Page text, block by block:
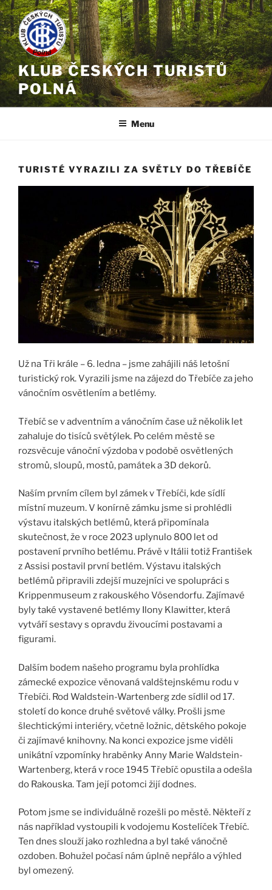
Přejít
k
obsahu
webu
KLUB ČESKÝCH TURISTŮ
POLNÁ
Menu
TURISTÉ VYRAZILI ZA SVĚTLY DO TŘEBÍČE
Už na Tři krále – 6. ledna – jsme zahájili náš letošní
turistický rok. Vyrazili jsme na zájezd do Třebíče za jeho
vánočním osvětlením a betlémy.
Třebíč se v adventním a vánočním čase už několik let
zahaluje do tisíců světýlek. Po celém městě se
rozsvěcuje vánoční výzdoba v podobě osvětlených
stromů, sloupů, mostů, památek a 3D dekorů.
Naším prvním cílem byl zámek v Třebíči, kde sídlí
místní muzeum. V konírně zámku jsme si prohlédli
výstavu italských betlémů, která připomínala
skutečnost, že v roce 2023 uplynulo 800 let od
postavení prvního betlému. Právě v Itálii totiž František
z Assisi postavil první betlém. Výstavu italských
betlémů připravili zdejší muzejníci ve spolupráci s
Krippenmuseum z rakouského Vösendorfu. Zajímavé
byly také vystavené betlémy Ilony Klawitter, která
vytváří sestavy s opravdu živoucími postavami a
figurami.
Dalším bodem našeho programu byla prohlídka
zámecké expozice věnovaná valdštejnskému rodu v
Třebíči. Rod Waldstein-Wartenberg zde sídlil od 17.
století do konce druhé světové války. Prošli jsme
šlechtickými interiéry, včetně ložnic, dětského pokoje
či zajímavé knihovny. Na konci expozice jsme viděli
unikátní vzpomínky hraběnky Anny Marie Waldstein-
Wartenberg, která v roce 1945 Třebíč opustila a odešla
do Rakouska. Tam její potomci žijí dodnes.
Potom jsme se individuálně rozešli po městě. Někteří z
nás například vystoupili k vodojemu Kostelíček Třebíč.
Ten dnes slouží jako rozhledna a byl také vánočně
ozdoben. Bohužel počasí nám úplně nepřálo a výhled
byl omezený.